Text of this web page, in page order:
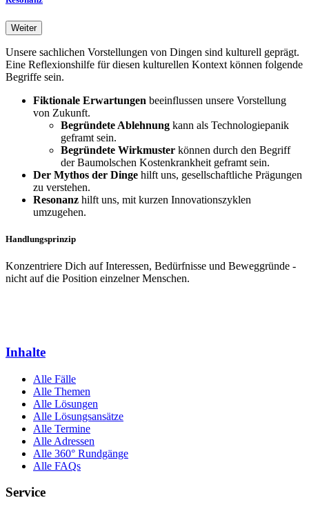
Weiter
Unsere sachlichen Vorstellungen von Dingen sind kulturell geprägt.
Eine Reflexionshilfe für diesen kulturellen Kontext können folgende
Begriffe sein.
Fiktionale Erwartungen beeinflussen unsere Vorstellung
von Zukunft.
Begründete Ablehnung kann als Technologiepanik
geframt sein.
Begründete Wirkmuster können durch den Begriff
der Baumolschen Kostenkrankheit geframt sein.
Der Mythos der Dinge hilft uns, gesellschaftliche Prägungen
zu verstehen.
Resonanz hilft uns, mit kurzen Innovationszyklen
umzugehen.
Handlungsprinzip
Konzentriere Dich auf Interessen, Bedürfnisse und Beweggründe -
nicht auf die Position einzelner Menschen.
Inhalte
Alle Fälle
Alle Themen
Alle Lösungen
Alle Lösungsansätze
Alle Termine
Alle Adressen
Alle 360° Rundgänge
Alle FAQs
Service